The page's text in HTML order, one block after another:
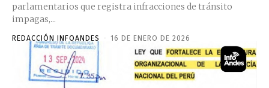
parlamentarios que registra infracciones de tránsito
impagas,...
REDACCIÓN INFOANDES - 16 DE ENERO DE 2026